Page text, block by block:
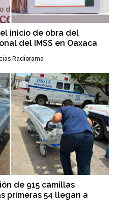
inicio de obra del
del IMSS en Oaxaca
Radiorama
de 915 camillas
primeras 54 llegan a